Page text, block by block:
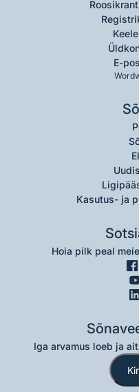
E-
Kasutus- ja
Hoia pilk peal
Iga arvamus loeb ja